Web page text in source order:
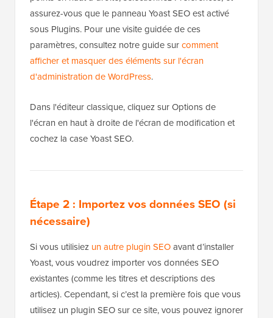
assurez-vous que le panneau Yoast SEO est activé
sous Plugins. Pour une visite guidée de ces
paramètres, consultez notre guide surcomment
afficher et masquer des éléments sur l'écran
d'administration de WordPress.
Dans l'éditeur classique, cliquez sur Options de
l'écran en haut à droite de l'écran de modification et
cochez la case Yoast SEO.
Étape 2 : Importez vos données SEO (si
nécessaire)
Si vous utilisiez un autre plugin SEOavant d’installer
Yoast, vous voudrez importer vos données SEO
existantes (comme les titres et descriptions des
articles). Cependant, si c’est la première fois que vous
utilisez un plugin SEO sur ce site, vous pouvez ignorer